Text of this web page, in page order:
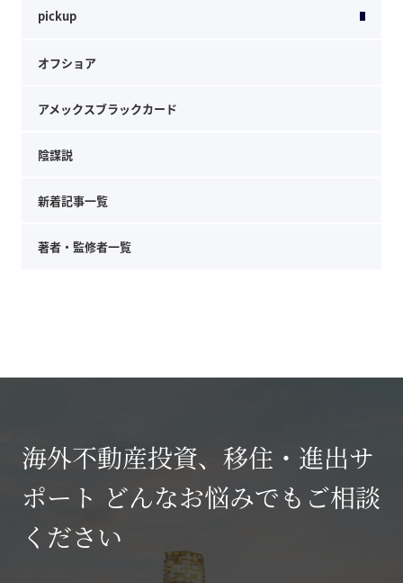
pickup
オフショア
アメックスブラックカード
陰謀説
新着記事一覧
著者・監修者一覧
海外不動産投資、移住・進出サ
ポート どんなお悩みでもご相談
ください